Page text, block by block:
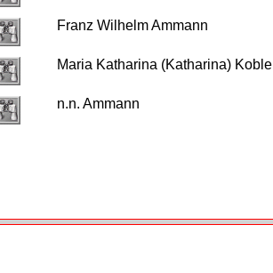
Franz Wilhelm Ammann
Maria Katharina (Katharina)
n.n. Ammann